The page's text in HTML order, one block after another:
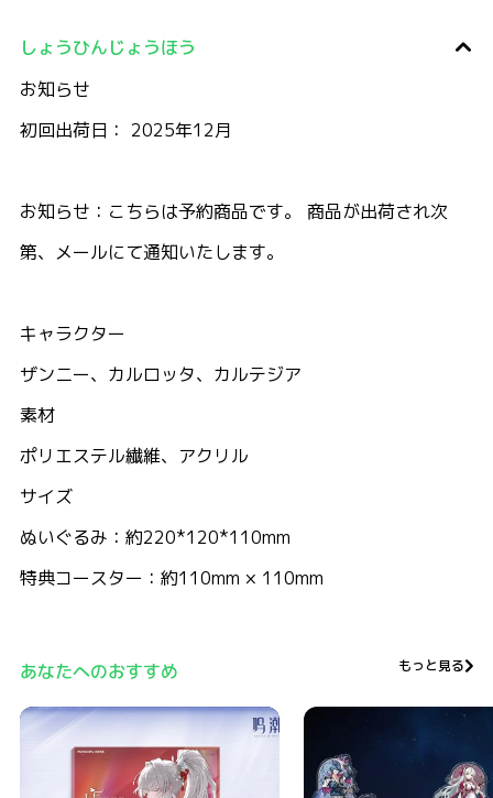
しょうひんじょうほう
お知らせ
初回出荷日： 2025年12月
お知らせ：こちらは予約商品です。 商品が出荷され次
第、メールにて通知いたします。
キャラクター
ザンニー、カルロッタ、カルテジア
素材
ポリエステル繊維、アクリル
サイズ
ぬいぐるみ：約220*120*110mm
特典コースター：約110mm × 110mm
あなたへのおすすめ もっと見る